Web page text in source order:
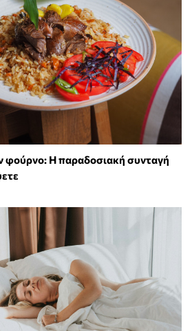
φούρνο: Η παραδοσιακή συνταγή